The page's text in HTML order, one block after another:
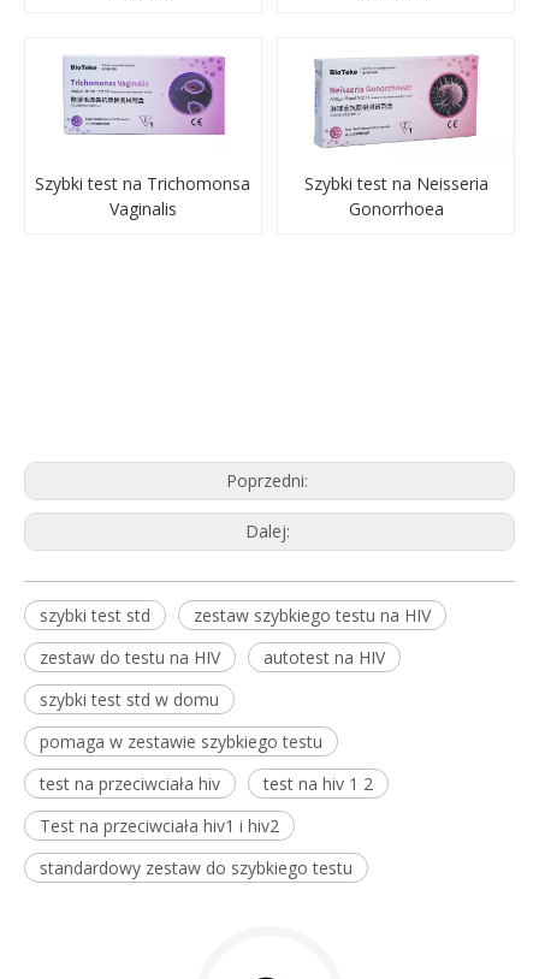
Szybki test na Trichomonsa
Vaginalis
Szybki test na Neisseria
Gonorrhoea
Poprzedni:
Dalej:
szybki test std
zestaw szybkiego testu na HIV
zestaw do testu na HIV
autotest na HIV
szybki test std w domu
pomaga w zestawie szybkiego testu
test na przeciwciała hiv
test na hiv 1 2
Test na przeciwciała hiv1 i hiv2
standardowy zestaw do szybkiego testu